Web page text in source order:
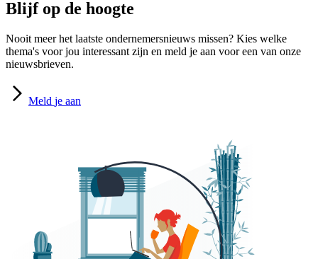
Blijf op de hoogte
Nooit meer het laatste ondernemersnieuws missen? Kies welke
thema's voor jou interessant zijn en meld je aan voor een van onze
nieuwsbrieven.
Meld je aan